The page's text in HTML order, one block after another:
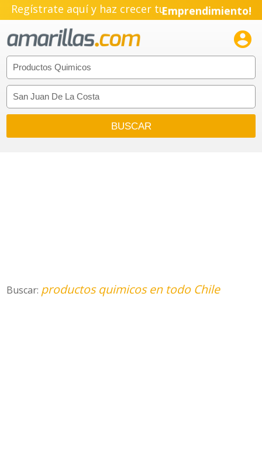
Regístrate aquí y haz crecer tuEmprendimiento!

Buscar: productos quimicos en todo Chile